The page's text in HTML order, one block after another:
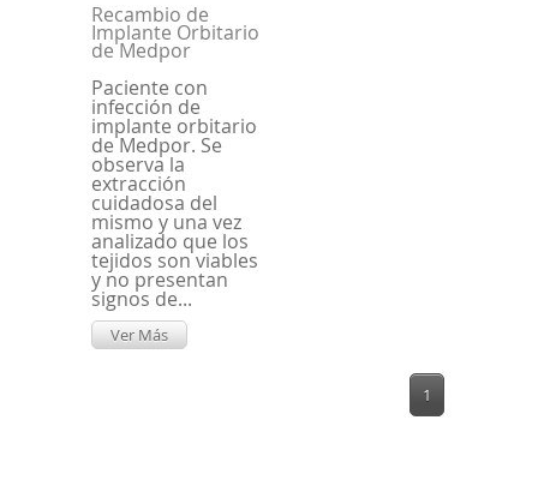
Recambio de
Implante Orbitario
de Medpor
Paciente con
infección de
implante orbitario
de Medpor. Se
observa la
extracción
cuidadosa del
mismo y una vez
analizado que los
tejidos son viables
y no presentan
signos de...
Ver Más
1